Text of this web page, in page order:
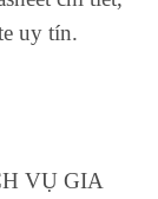
uy tín.
VỤ GIA